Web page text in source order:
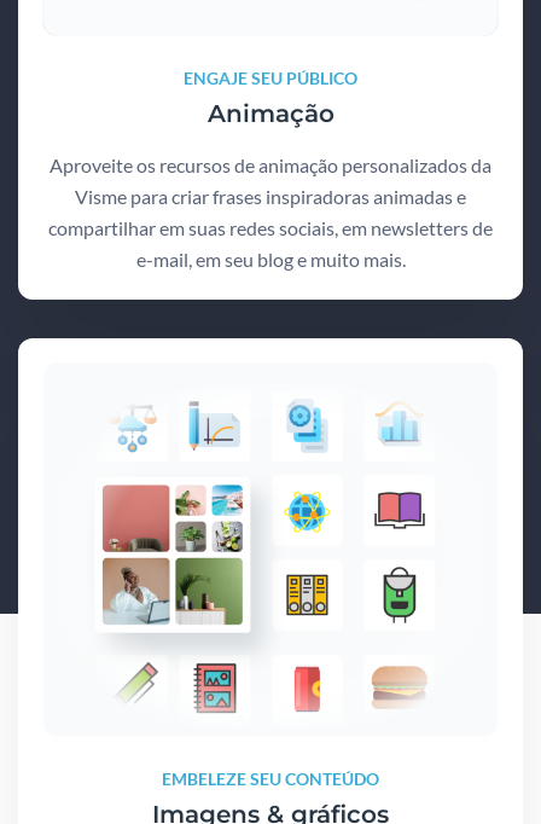
ENGAJE SEU PÚBLICO
Animação
Aproveite os recursos de animação personalizados da
Visme para criar frases inspiradoras animadas e
compartilhar em suas redes sociais, em newsletters de
e-mail, em seu blog e muito mais.
EMBELEZE SEU CONTEÚDO
Imagens & gráficos